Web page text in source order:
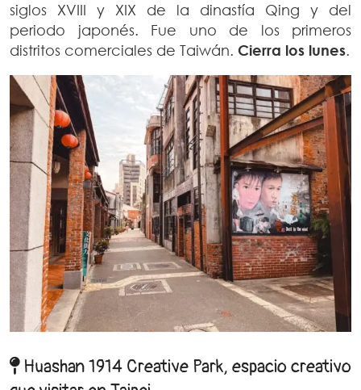
siglos XVIII y XIX de la dinastía Qing y del
periodo japonés. Fue uno de los primeros
distritos comerciales de Taiwán. Cierra los lunes.
Huashan 1914 Creative Park, espacio creativo